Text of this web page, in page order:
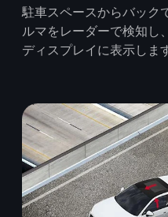
駐車スペースからバック
ルマをレーダーで検知し
ディスプレイに表示しま